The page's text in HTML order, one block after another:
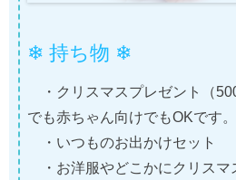
❄ 持ち物 ❄
・クリスマスプレゼント（
でも赤ちゃん向けでもOKです。
・いつものお出かけセット
・お洋服やどこかにクリスマ